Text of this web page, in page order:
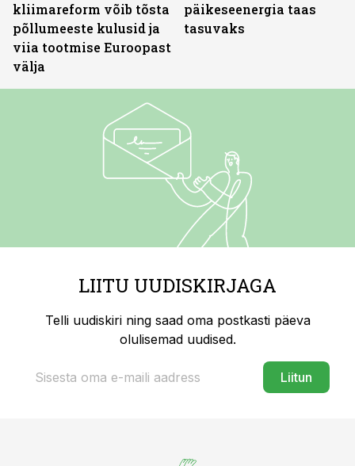
kliimareform võib tõsta
põllumeeste kulusid ja
viia tootmise Euroopast
välja
päikeseenergia taas
tasuvaks
LIITU UUDISKIRJAGA
Telli uudiskiri ning saad oma postkasti päeva
olulisemad uudised.
Liitun